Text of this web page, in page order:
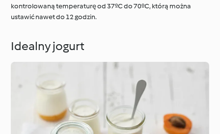
kontrolowaną temperaturę od 37ºC do 70ºC, którą można
ustawić nawet do 12 godzin.
Idealny jogurt